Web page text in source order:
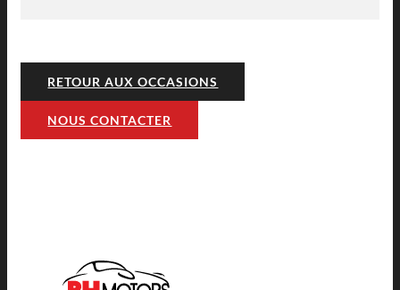
RETOUR AUX OCCASIONS
NOUS CONTACTER